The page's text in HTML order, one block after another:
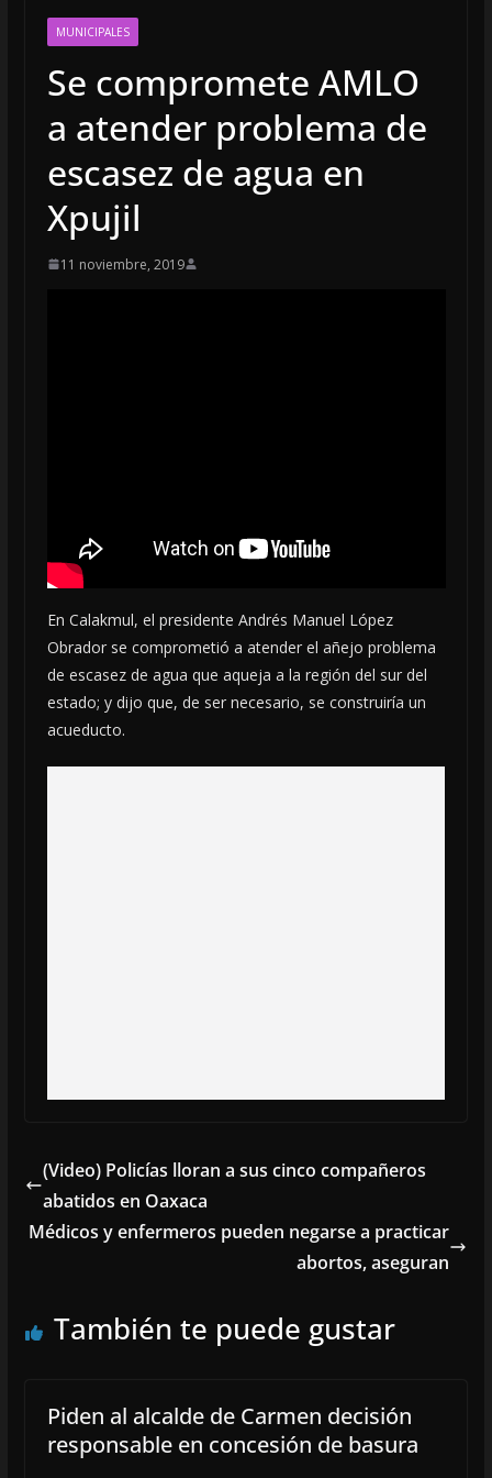
MUNICIPALES
Se compromete AMLO
a atender problema de
escasez de agua en
Xpujil
11 noviembre, 2019
En Calakmul, el presidente Andrés Manuel López
Obrador se comprometió a atender el añejo problema
de escasez de agua que aqueja a la región del sur del
estado; y dijo que, de ser necesario, se construiría un
acueducto.
(Video) Policías lloran a sus cinco compañeros
abatidos en Oaxaca
Médicos y enfermeros pueden negarse a practicar
abortos, aseguran
También te puede gustar
Piden al alcalde de Carmen decisión
responsable en concesión de basura